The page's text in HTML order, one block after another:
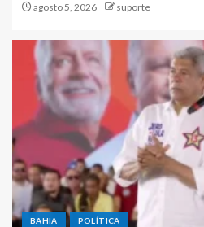
agosto 5, 2026 suporte
BAHIA POLÍTICA